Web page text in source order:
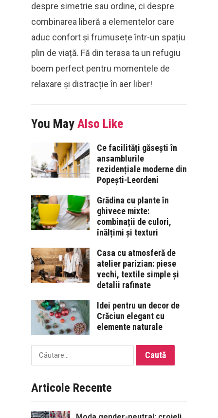
despre simetrie sau ordine, ci despre
combinarea liberă a elementelor care
aduc confort și frumusețe într-un spațiu
plin de viață. Fă din terasa ta un refugiu
boem perfect pentru momentele de
relaxare și distracție în aer liber!
You May Also Like
Ce facilități găsești în
ansamblurile
rezidențiale moderne din
Popești-Leordeni
Grădina cu plante în
ghivece mixte:
combinații de culori,
înălțimi și texturi
Casa cu atmosferă de
atelier parizian: piese
vechi, textile simple și
detalii rafinate
Idei pentru un decor de
Crăciun elegant cu
elemente naturale
Caută
după:
Articole Recente